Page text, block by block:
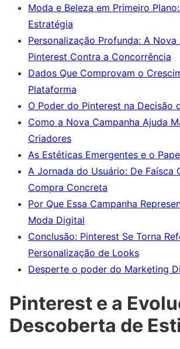
Moda e Beleza em Primeiro
Estratégia
Personalização Profunda: A Nova
Pinterest Contra a Concorrência
Dados Que Comprovam o
Plataforma
O Poder do Pinterest na Decisão
Como a Nova Campanha Ajuda
Criadores
As Estéticas Emergentes e o
A Jornada do Usuário: De Faísca
Compra Concreta
Por Que Essa Campanha
Moda Digital
Conclusão: Pinterest Se Torna
Personalização de Looks
Desperte o poder do Marketing
Pinterest e a
Descoberta de